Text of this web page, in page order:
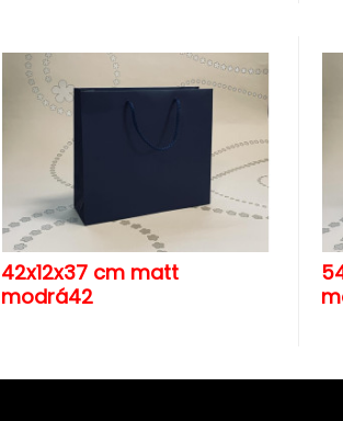
42x12x37 cm matt
modrá42